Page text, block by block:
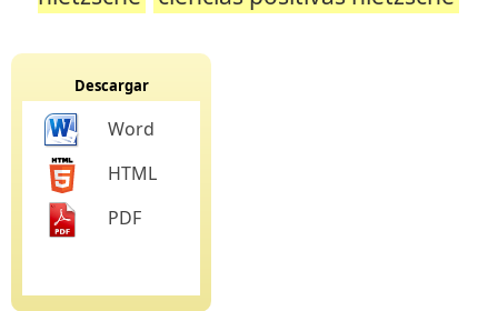
Descargar
Word
HTML
PDF